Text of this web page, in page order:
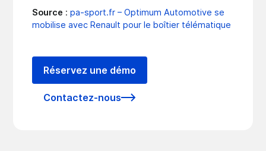
Source :pa-sport.fr – Optimum Automotive se
mobilise avec Renault pour le boîtier télématique
Réservez une démo
Contactez-nous